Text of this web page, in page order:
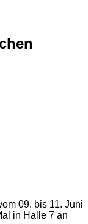
09. bis 11. Juni
in Halle 7 an